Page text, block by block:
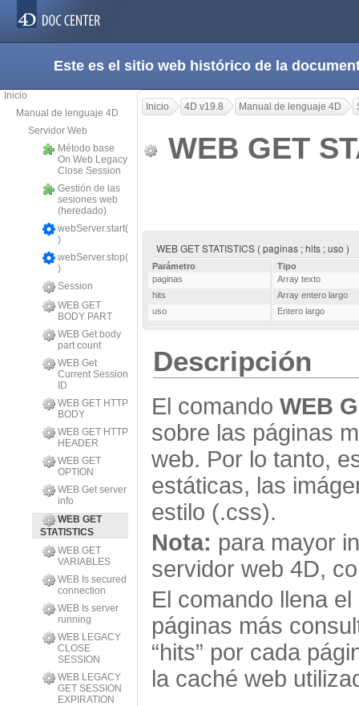
Este es el sitio web histórico de la
Inicio
Manual de lenguaje 4D
Servidor Web
Método base
On Web Legacy
Close Session
Gestión de las
sesiones web
(heredado)
webServer.start(
)
webServer.stop(
)
Session
WEB GET
BODY PART
WEB Get body
part count
WEB Get
Current Session
ID
WEB GET HTTP
BODY
WEB GET HTTP
HEADER
WEB GET
OPTION
WEB Get server
info
WEB GET
STATISTICS
WEB GET
VARIABLES
WEB Is secured
connection
WEB Is server
running
WEB LEGACY
CLOSE
SESSION
WEB LEGACY
GET SESSION
EXPIRATION
Inicio 4D v19.8 Manual de lenguaje 4D
WEB GET
WEB GET STATISTICS ( paginas ; hits ; uso )
Parámetro
Tipo
paginas
Array texto
hits
Array entero largo
uso
Entero largo
Descripción
El comando WEB
sobre las páginas
web. Por lo tanto,
estáticas, las
estilo (.css).
Nota: para mayor
servidor web 4D,
El comando llena
páginas más
“hits” por cada
la caché web